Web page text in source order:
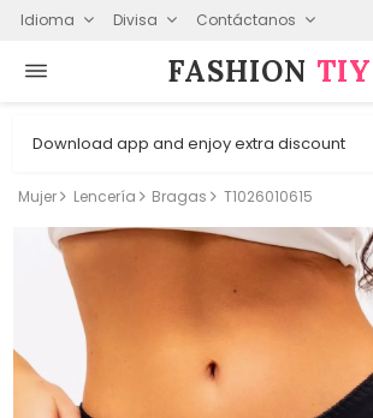
Idioma Divisa Contáctanos
FASHION⁠ TIY
Download app and enjoy extra discount
Mujer Lencería Bragas T1026010615